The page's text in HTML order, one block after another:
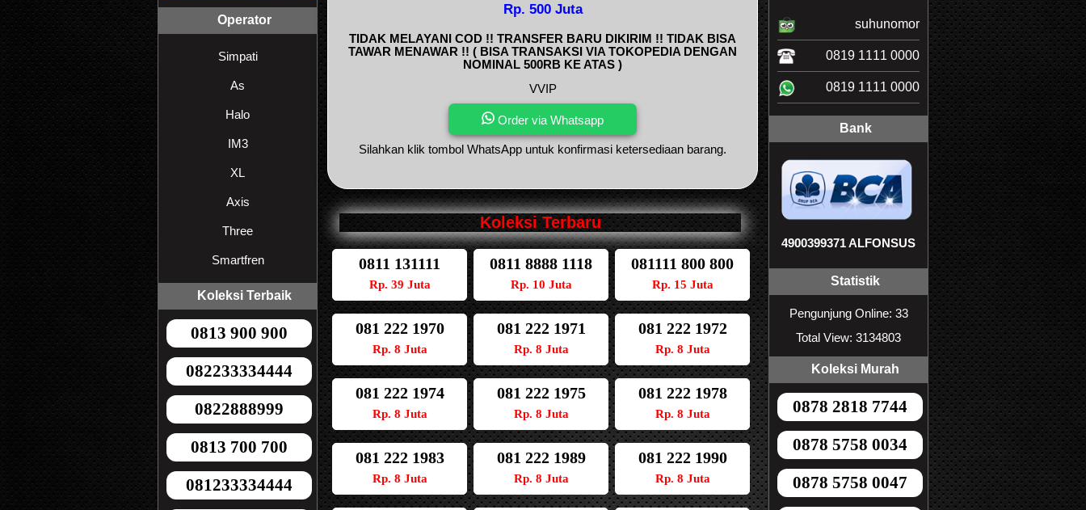
Operator
Simpati
As
Halo
IM3
XL
Axis
Three
Smartfren
Koleksi Terbaik
0813 900 900
082233334444
0822888999
0813 700 700
081233334444
Rp. 500 Juta
TIDAK MELAYANI COD !! TRANSFER BARU DIKIRIM !! TIDAK BISA
TAWAR MENAWAR !! ( BISA TRANSAKSI VIA TOKOPEDIA DENGAN
NOMINAL 500RB KE ATAS )
VVIP
Order via Whatsapp
Silahkan klik tombol WhatsApp untuk konfirmasi ketersediaan barang.
Koleksi Terbaru
0811 131111
Rp. 39 Juta
0811 8888 1118
Rp. 10 Juta
081111 800 800
Rp. 15 Juta
081 222 1970
Rp. 8 Juta
081 222 1971
Rp. 8 Juta
081 222 1972
Rp. 8 Juta
081 222 1974
Rp. 8 Juta
081 222 1975
Rp. 8 Juta
081 222 1978
Rp. 8 Juta
081 222 1983
Rp. 8 Juta
081 222 1989
Rp. 8 Juta
081 222 1990
Rp. 8 Juta
suhunomor
0819 1111 0000
0819 1111 0000
Bank
4900399371 ALFONSUS
Statistik
Pengunjung Online: 33
Total View: 3134803
Koleksi Murah
0878 2818 7744
0878 5758 0034
0878 5758 0047